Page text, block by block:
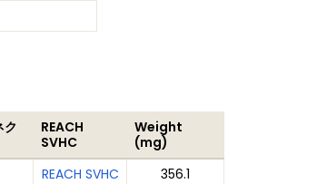
REACH
SVHC
Weight
(mg)
REACH SVHC 356.1